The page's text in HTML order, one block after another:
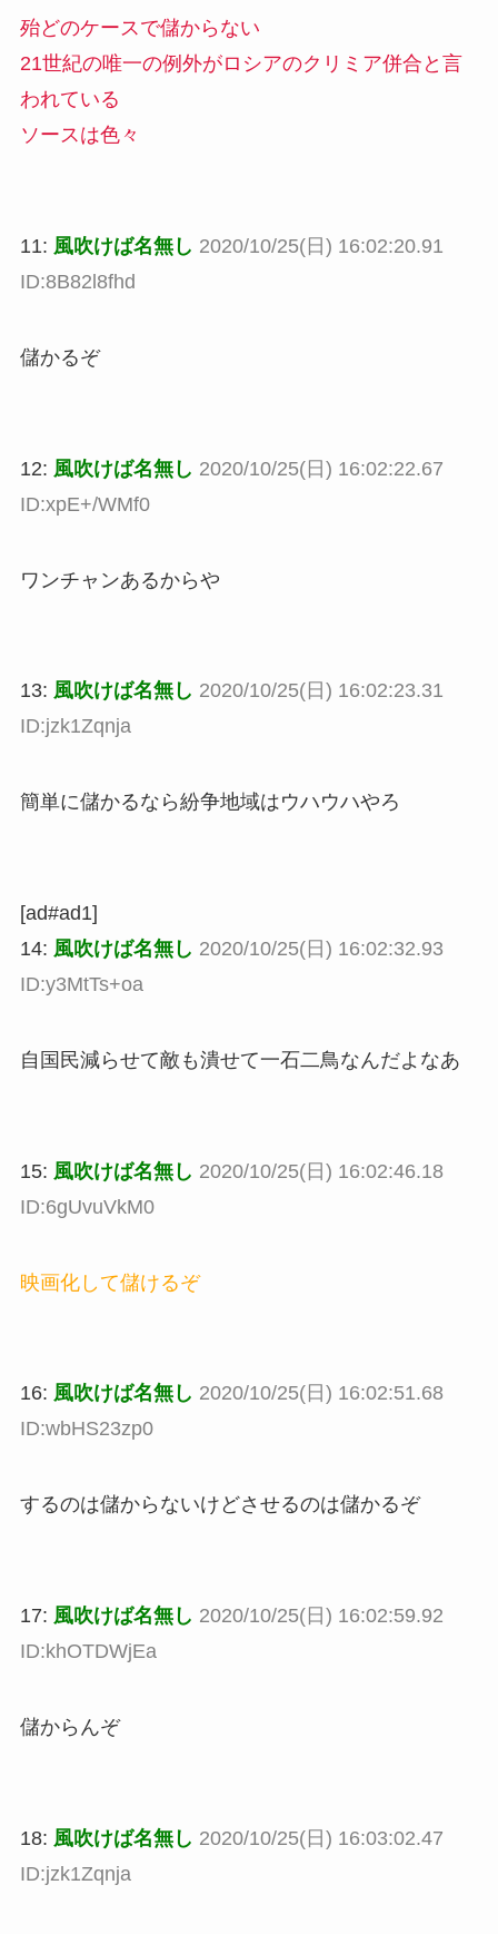
殆どのケースで儲からない
21世紀の唯一の例外がロシアのクリミア併合と言
われている
ソースは色々
11: 風吹けば名無し 2020/10/25(日) 16:02:20.91
ID:8B82l8fhd
儲かるぞ
12: 風吹けば名無し 2020/10/25(日) 16:02:22.67
ID:xpE+/WMf0
ワンチャンあるからや
13: 風吹けば名無し 2020/10/25(日) 16:02:23.31
ID:jzk1Zqnja
簡単に儲かるなら紛争地域はウハウハやろ
[ad#ad1]
14: 風吹けば名無し 2020/10/25(日) 16:02:32.93
ID:y3MtTs+oa
自国民減らせて敵も潰せて一石二鳥なんだよなあ
15: 風吹けば名無し 2020/10/25(日) 16:02:46.18
ID:6gUvuVkM0
映画化して儲けるぞ
16: 風吹けば名無し 2020/10/25(日) 16:02:51.68
ID:wbHS23zp0
するのは儲からないけどさせるのは儲かるぞ
17: 風吹けば名無し 2020/10/25(日) 16:02:59.92
ID:khOTDWjEa
儲からんぞ
18: 風吹けば名無し 2020/10/25(日) 16:03:02.47
ID:jzk1Zqnja